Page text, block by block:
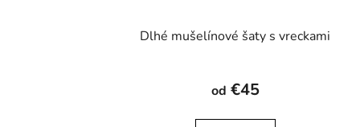
Dlhé mušelínové šaty s vreckami
od €45